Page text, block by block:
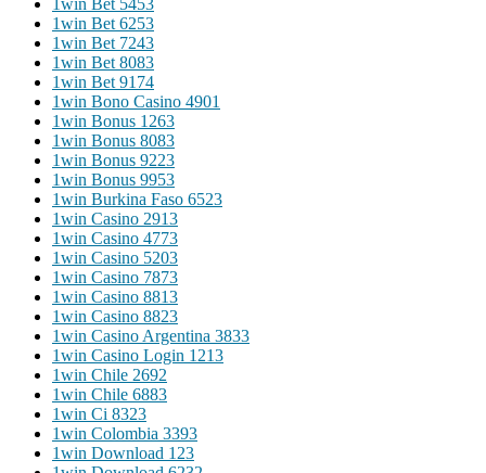
1win Bet 6253
1win Bet 7243
1win Bet 8083
1win Bet 9174
1win Bono Casino 4901
1win Bonus 1263
1win Bonus 8083
1win Bonus 9223
1win Bonus 9953
1win Burkina Faso 6523
1win Casino 2913
1win Casino 4773
1win Casino 5203
1win Casino 7873
1win Casino 8813
1win Casino 8823
1win Casino Argentina 3833
1win Casino Login 1213
1win Chile 2692
1win Chile 6883
1win Ci 8323
1win Colombia 3393
1win Download 123